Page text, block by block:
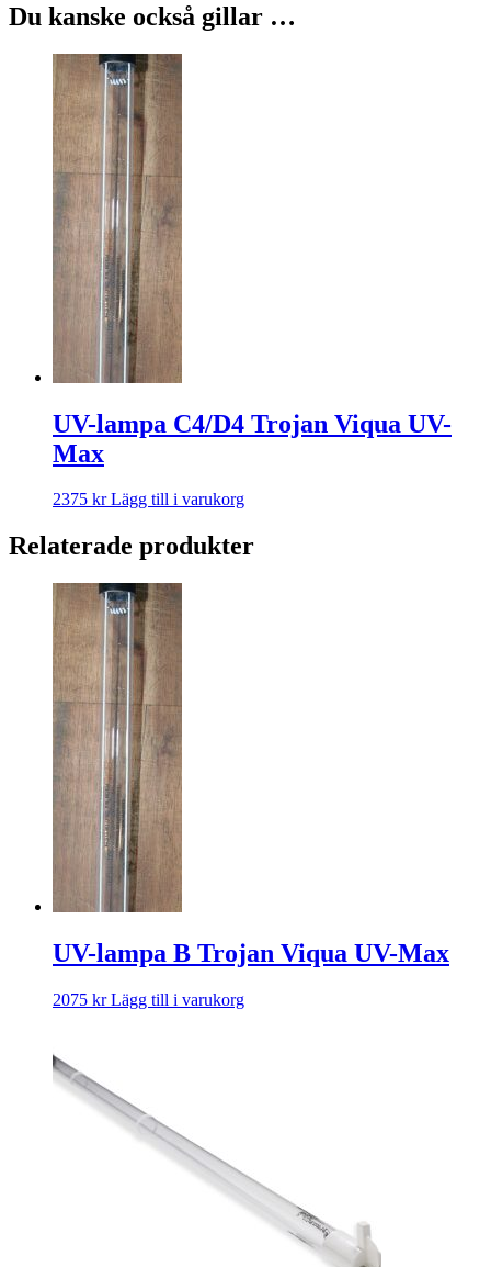
Du kanske också gillar …
UV-lampa C4/D4 Trojan Viqua UV-
Max
2375 kr Lägg till i varukorg
Relaterade produkter
UV-lampa B Trojan Viqua UV-Max
2075 kr Lägg till i varukorg